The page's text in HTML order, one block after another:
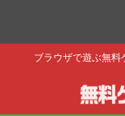
ブラウザで遊ぶ無